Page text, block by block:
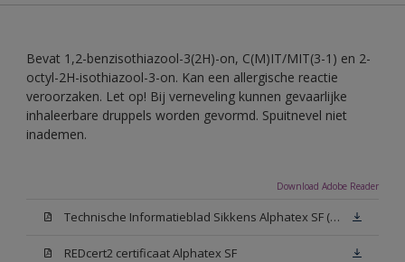
Bevat 1,2-benzisothiazool-3(2H)-on, C(M)IT/MIT(3-1) en 2-
octyl-2H-isothiazool-3-on. Kan een allergische reactie
veroorzaken. Let op! Bij verneveling kunnen gevaarlijke
inhaleerbare druppels worden gevormd. Spuitnevel niet
inademen.
Download Adobe Reader
Technische Informatieblad Sikkens Alphatex SF (PDF)
REDcert2 certificaat Alphatex SF